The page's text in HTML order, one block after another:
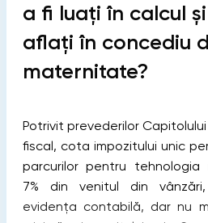
a fi luați în calcul
aflați în concediu
maternitate?
Potrivit prevederilor Capitolului
fiscal, cota impozitului unic
parcurilor pentru tehnologia
7% din venitul din
evidenţa contabilă, dar nu